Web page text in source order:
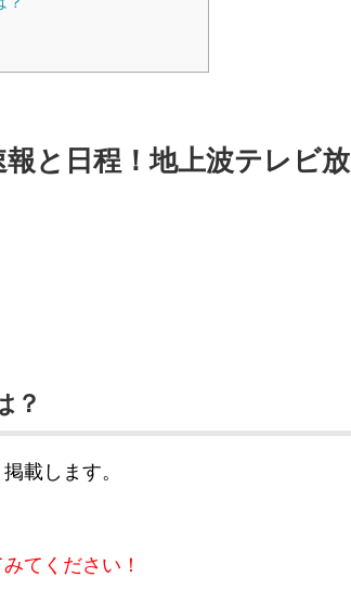
と日程！地上波テレビ放
？
載します。
てください！